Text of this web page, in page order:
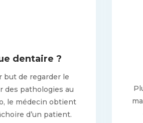
dentaire ?
but de regarder le
des pathologies au
le médecin obtient
d’un patient.